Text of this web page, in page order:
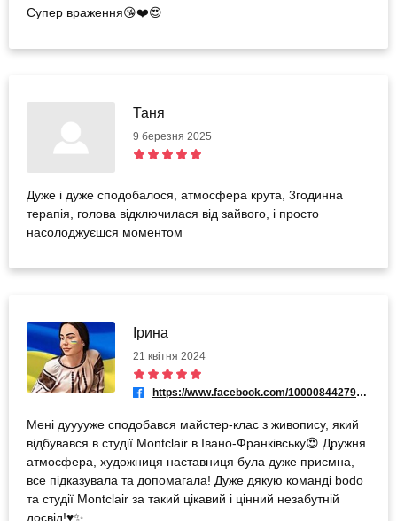
Супер враження😘❤️😍
Таня
9 березня 2025
Дуже і дуже сподобалося, атмосфера крута, 3годинна
терапія, голова відключилася від зайвого, і просто
насолоджуєшся моментом
Ірина
21 квітня 2024
https://www.facebook.com/100008442791585
Мені дууууже сподобався майстер-клас з живопису, який
відбувався в студії Montclair в Івано-Франківську😍 Дружня
атмосфера, художниця наставниця була дуже приємна,
все підказувала та допомагала! Дуже дякую команді bodo
та студії Montclair за такий цікавий і цінний незабутній
досвід!♥️✨